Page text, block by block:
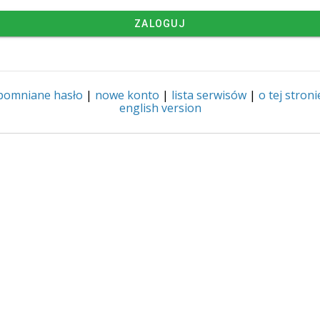
ZALOGUJ
hasło | nowe konto | lista serwisów | o tej
english version